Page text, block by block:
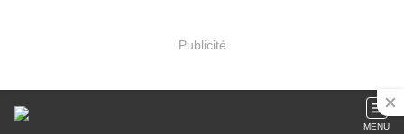
Publicité
MENU